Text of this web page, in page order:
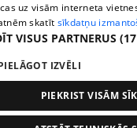
Helio Media
Служба помощи
All rights reserved.
uz visām interneta
skatīt sīkdatņu
VISUS PARTNERUS
IZVĒLI
PIEKRIST VISĀM